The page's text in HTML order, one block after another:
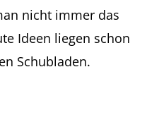
nicht immer das
Ideen liegen schon
Schubladen.